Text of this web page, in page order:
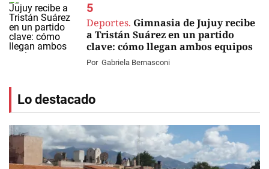
Deportes. Gimnasia de Jujuy recibe
a Tristán Suárez en un partido
clave: cómo llegan ambos equipos
Por Gabriela Bernasconi
Lo destacado